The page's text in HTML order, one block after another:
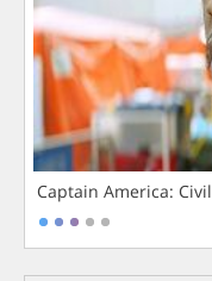
Captain America: